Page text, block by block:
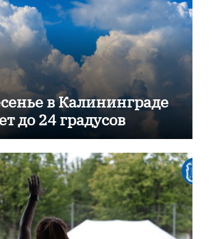
в Калининграде
до 24 градусов